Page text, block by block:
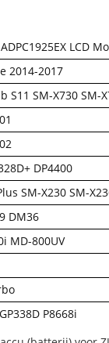
LCD
2014-2017
S11 SM-X730 SM-
DP4400
SM-X230 SM-
DM36
MD-800UV
P8668i